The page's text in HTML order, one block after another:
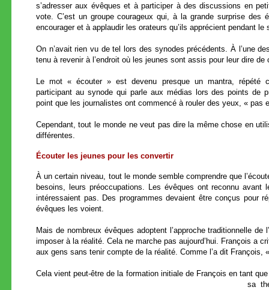
s’adresser aux évêques et à participer à des discussions en
vote. C’est un groupe courageux qui, à la grande surprise des
encourager et à applaudir les orateurs qu’ils apprécient pendant le
On n’avait rien vu de tel lors des synodes précédents. À l’une
tenu à revenir à l’endroit où les jeunes sont assis pour leur dire de
Le mot « écouter » est devenu presque un mantra, répété
participant au synode qui parle aux médias lors des points de
point que les journalistes ont commencé à rouler des yeux, « pas
Cependant, tout le monde ne veut pas dire la même chose en
différentes.
Écouter les jeunes pour les convertir
À un certain niveau, tout le monde semble comprendre que
besoins, leurs préoccupations. Les évêques ont reconnu
intéressaient pas. Des programmes devaient être conçus pour
évêques les voient.
Mais de nombreux évêques adoptent l’approche traditionnelle
imposer à la réalité. Cela ne marche pas aujourd’hui. François a
aux gens sans tenir compte de la réalité. Comme l’a dit
Cela vient peut-être de la formation initiale de François en tant
sa